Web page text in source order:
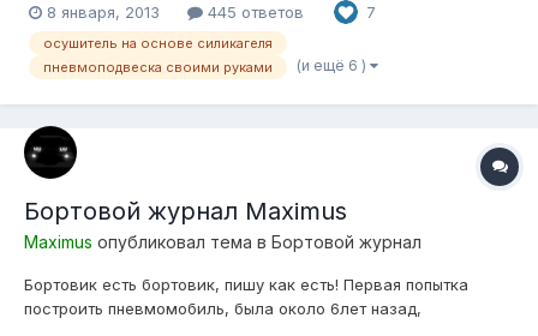
8 января, 2013 445 ответов 7
осушитель на основе силикагеля
пневмоподвеска своими руками
(и ещё 6 )
Бортовой журнал Maximus
Maximus опубликовал тема в Бортовой журнал
Бортовик есть бортовик, пишу как есть! Первая попытка
построить пневмомобиль, была около 6лет назад,